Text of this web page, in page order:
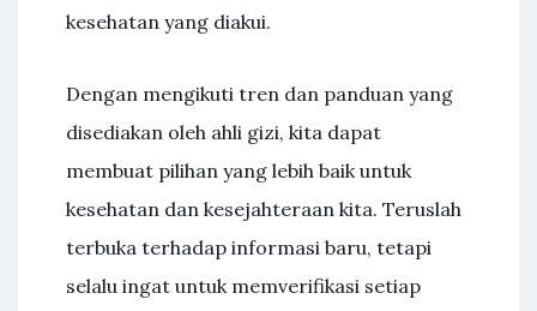
kesehatan yang diakui.
Dengan mengikuti tren dan panduan yang
disediakan oleh ahli gizi, kita dapat
membuat pilihan yang lebih baik untuk
kesehatan dan kesejahteraan kita. Teruslah
terbuka terhadap informasi baru, tetapi
selalu ingat untuk memverifikasi setiap